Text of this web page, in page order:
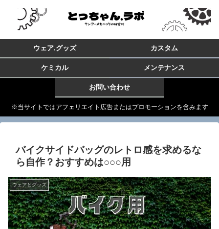
ウェア.グッズ カスタム
ケミカル メンテナンス
お問い合わせ
※当サイトではアフェリエイト広告またはプロモーションを含みます
バイクサイドバッグのレトロ感を求めるな
ら自作？おすすめは○○○用
ウェアとグッズ